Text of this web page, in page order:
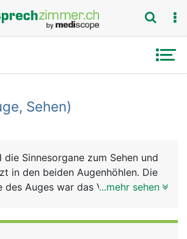
Sehen)
die Sinnesorgane zum Sehen und
in den beiden Augenhöhlen. Die
des Auges war das Vorbild für die
...mehr sehen